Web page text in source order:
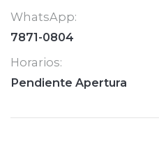
WhatsApp:
7871-0804
Horarios:
Pendiente Apertura